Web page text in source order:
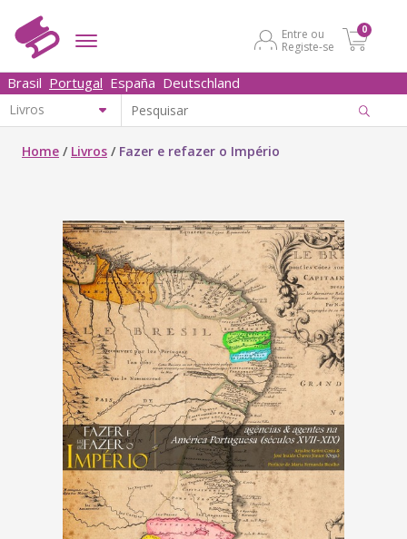
Entre ou
Registe-se
0
Brasil Portugal España Deutschland
Home / Livros / Fazer e refazer o Império